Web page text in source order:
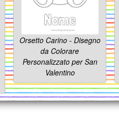
Orsetto Carino - Disegno
da Colorare
Personalizzato per San
Valentino